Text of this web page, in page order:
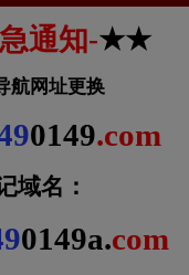
通知-★★
航网址更换
0149.com
域名：
0149a.com